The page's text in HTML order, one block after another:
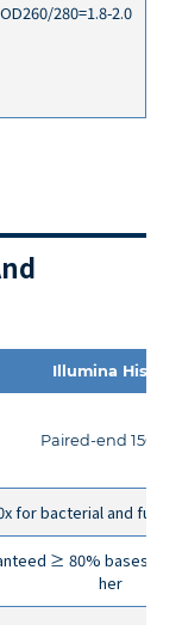
OD260/280=1.8-2.0
Illumina Hiseq
Paired-end 150 bp
for bacterial and
≥ 80% bases
her